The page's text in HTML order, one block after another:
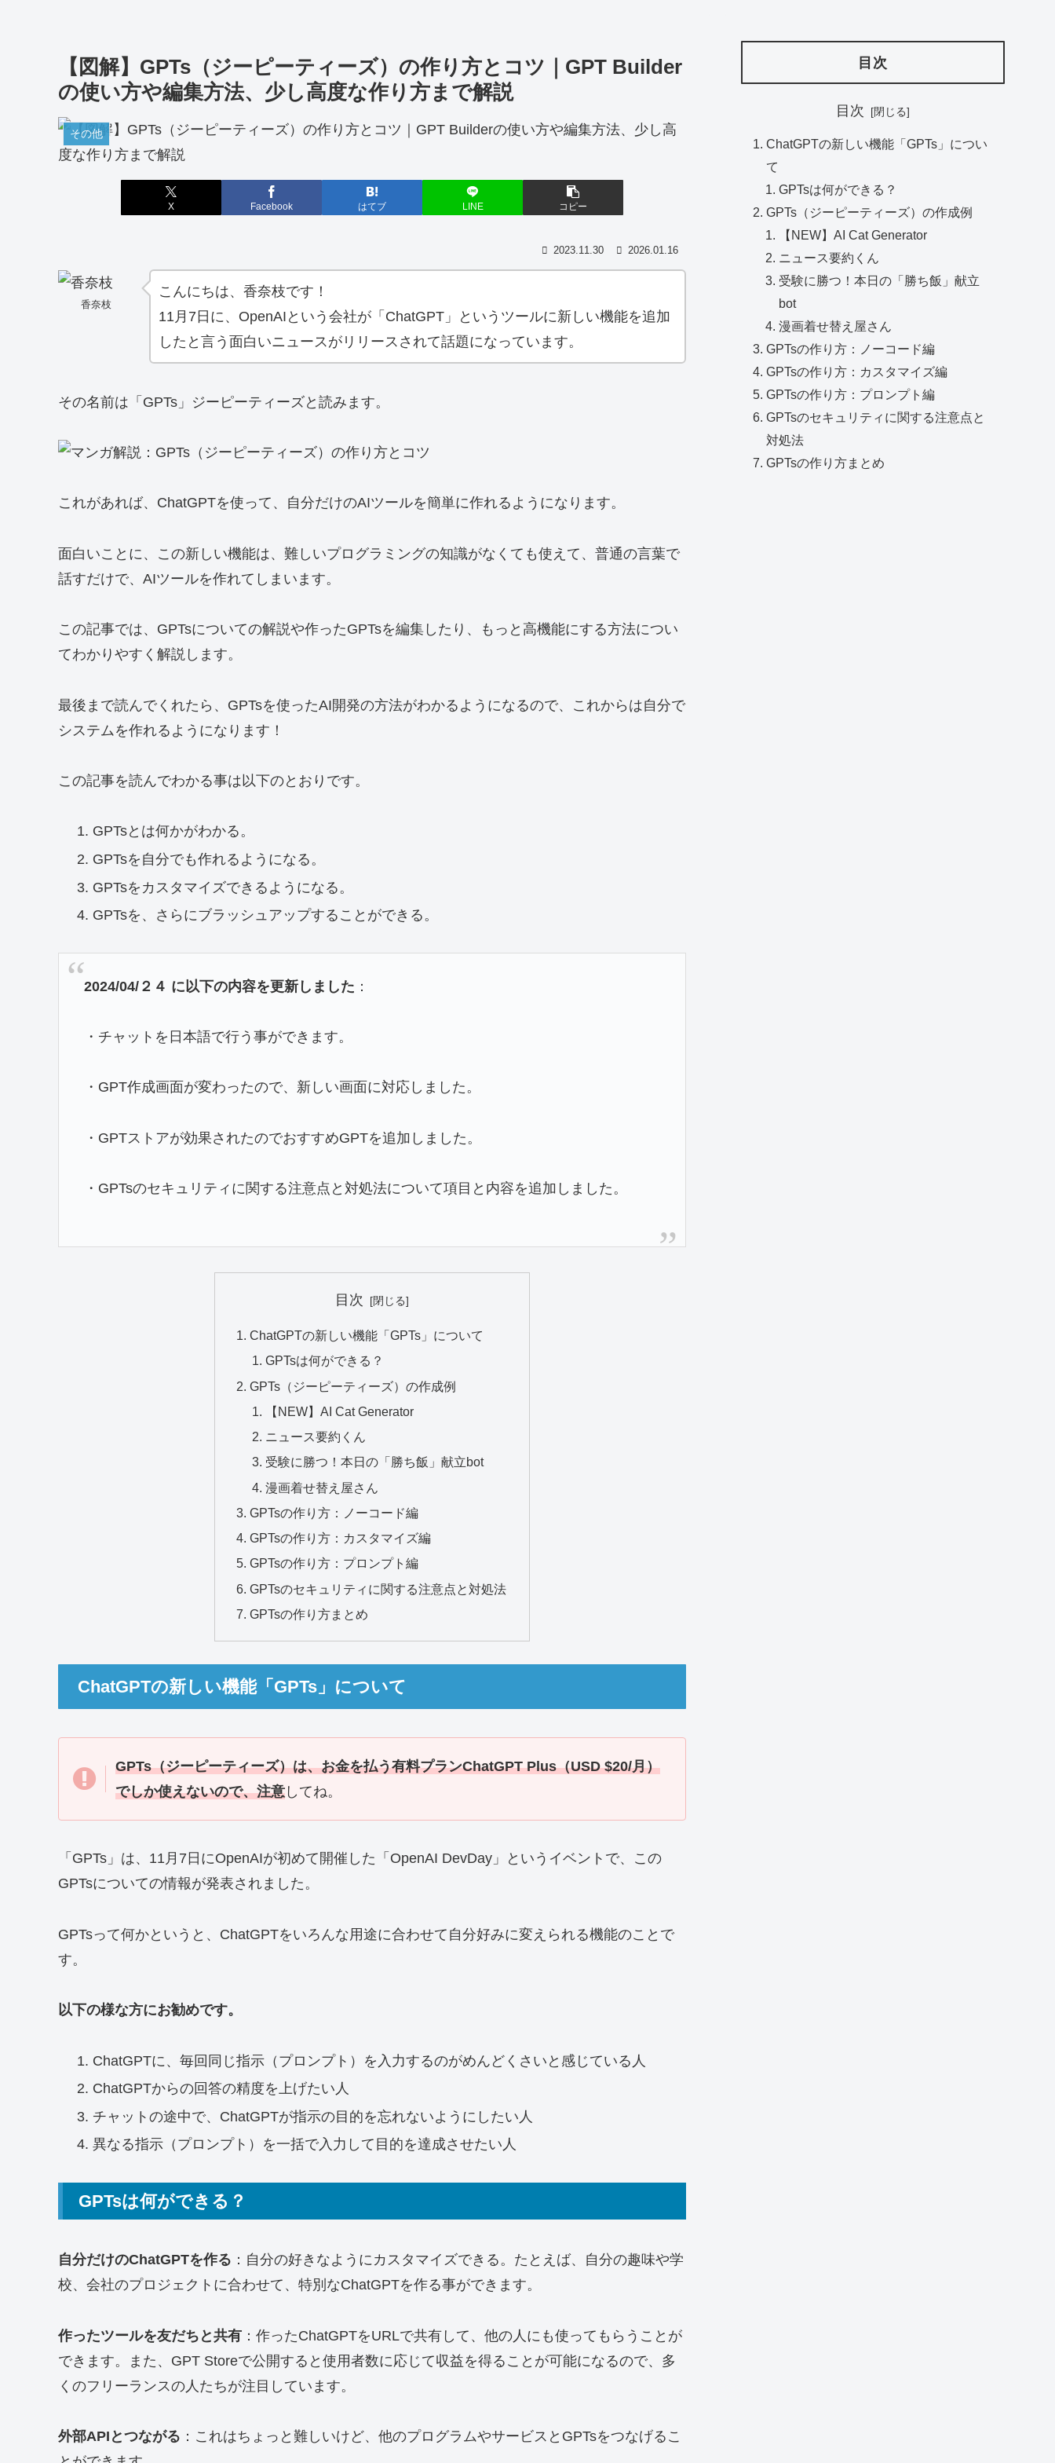
【図解】GPTs（ジーピーティーズ）の作り方とコツ｜GPT Builder
の使い方や編集方法、少し高度な作り方まで解説
その他
X Facebook はてブ LINE コピー
2023.11.30 2026.01.16
香奈枝
こんにちは、香奈枝です！
11月7日に、OpenAIという会社が「ChatGPT」というツールに新しい機能を追加
したと言う面白いニュースがリリースされて話題になっています。
その名前は「GPTs」ジーピーティーズと読みます。
これがあれば、ChatGPTを使って、自分だけのAIツールを簡単に作れるようになります。
面白いことに、この新しい機能は、難しいプログラミングの知識がなくても使えて、普通の言葉で
話すだけで、AIツールを作れてしまいます。
この記事では、GPTsについての解説や作ったGPTsを編集したり、もっと高機能にする方法につい
てわかりやすく解説します。
最後まで読んでくれたら、GPTsを使ったAI開発の方法がわかるようになるので、これからは自分で
システムを作れるようになります！
この記事を読んでわかる事は以下のとおりです。
GPTsとは何かがわかる。
GPTsを自分でも作れるようになる。
GPTsをカスタマイズできるようになる。
GPTsを、さらにブラッシュアップすることができる。
2024/04/２４ に以下の内容を更新しました ：
・チャットを日本語で行う事ができます。
・GPT作成画面が変わったので、新しい画面に対応しました。
・GPTストアが効果されたのでおすすめGPTを追加しました。
・GPTsのセキュリティに関する注意点と対処法について項目と内容を追加しました。
目次
ChatGPTの新しい機能「GPTs」について
GPTsは何ができる？
GPTs（ジーピーティーズ）の作成例
【NEW】AI Cat Generator
ニュース要約くん
受験に勝つ！本日の「勝ち飯」献立bot
漫画着せ替え屋さん
GPTsの作り方：ノーコード編
GPTsの作り方：カスタマイズ編
GPTsの作り方：プロンプト編
GPTsのセキュリティに関する注意点と対処法
GPTsの作り方まとめ
ChatGPTの新しい機能「GPTs」について
GPTs（ジーピーティーズ）は、お金を払う有料プランChatGPT Plus（USD $20/月）
でしか使えないので、注意 してね。
「GPTs」は、11月7日にOpenAIが初めて開催した「OpenAI DevDay」というイベントで、この
GPTsについての情報が発表されました。
GPTsって何かというと、ChatGPTをいろんな用途に合わせて自分好みに変えられる機能のことで
す。
以下の様な方にお勧めです。
ChatGPTに、毎回同じ指示（プロンプト）を入力するのがめんどくさいと感じている人
ChatGPTからの回答の精度を上げたい人
チャットの途中で、ChatGPTが指示の目的を忘れないようにしたい人
異なる指示（プロンプト）を一括で入力して目的を達成させたい人
GPTsは何ができる？
自分だけのChatGPTを作る ：自分の好きなようにカスタマイズできる。たとえば、自分の趣味や学
校、会社のプロジェクトに合わせて、特別なChatGPTを作る事ができます。
作ったツールを友だちと共有 ：作ったChatGPTをURLで共有して、他の人にも使ってもらうことが
できます。また、GPT Storeで公開すると使用者数に応じて収益を得ることが可能になるので、多
くのフリーランスの人たちが注目しています。
外部APIとつながる ：これはちょっと難しいけど、他のプログラムやサービスとGPTsをつなげるこ
目次
目次
ChatGPTの新しい機能「GPTs」につい
て
GPTsは何ができる？
GPTs（ジーピーティーズ）の作成例
【NEW】AI Cat Generator
ニュース要約くん
受験に勝つ！本日の「勝ち飯」献立
bot
漫画着せ替え屋さん
GPTsの作り方：ノーコード編
GPTsの作り方：カスタマイズ編
GPTsの作り方：プロンプト編
GPTsのセキュリティに関する注意点と
対処法
GPTsの作り方まとめ